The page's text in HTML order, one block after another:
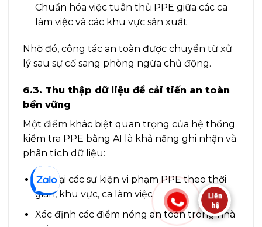
Chuẩn hóa việc tuân thủ PPE giữa các ca
làm việc và các khu vực sản xuất
Nhờ đó, công tác an toàn được chuyển từ xử
lý sau sự cố sang phòng ngừa chủ động.
6.3. Thu thập dữ liệu để cải tiến an toàn
bền vững
Một điểm khác biệt quan trọng của hệ thống
kiểm tra PPE bằng AI là khả năng ghi nhận và
phân tích dữ liệu:
Lưu lại các sự kiện vi phạm PPE theo thời
gian, khu vực, ca làm việc
Xác định các điểm nóng an toàn trong nhà